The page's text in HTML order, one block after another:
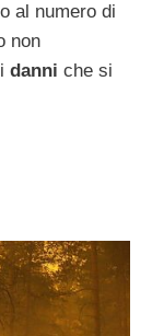
al numero di
non
danni che si